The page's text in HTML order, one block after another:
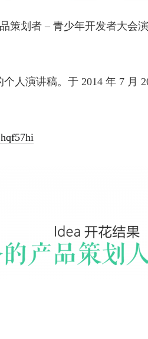
策划者 – 青少年开发者大会
人演讲稿。于 2014 年 7 月